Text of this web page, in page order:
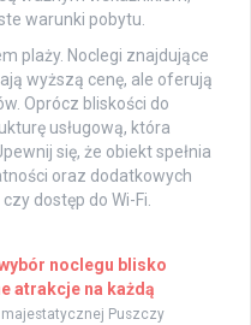
warunki pobytu.
plaży. Noclegi znajdujące
wyższą cenę, ale oferują
Oprócz bliskości do
usługową, która
się, że obiekt spełnia
oraz dodatkowych
dostęp do Wi-Fi.
noclegu blisko
atrakcje na każdą
majestatycznej Puszczy